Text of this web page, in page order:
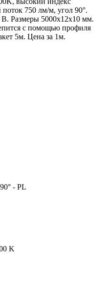
поток 750 лм/м, угол 90°.
Размеры 5000х12х10 мм.
с помощью профиля
5м. Цена за 1м.
- PL
K